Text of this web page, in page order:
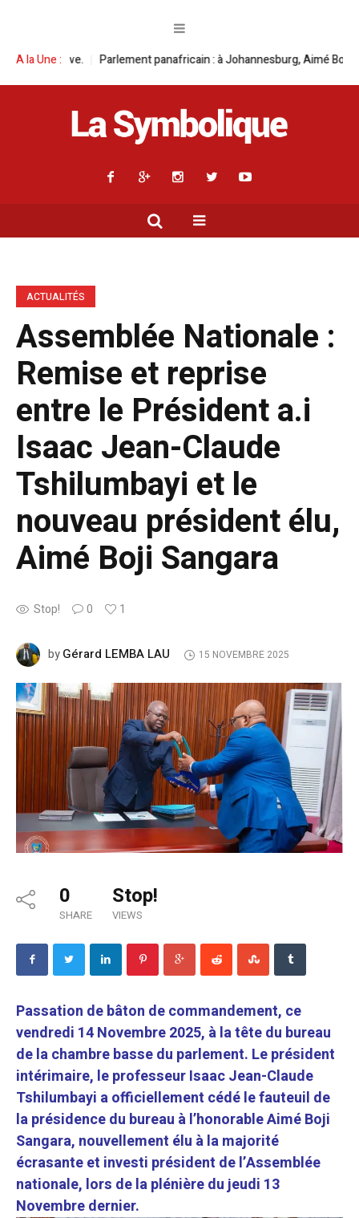
A la Une :: à Johannesburg, Aimé Boji Sangara multiplie les plaidoyers en
ACTUALITÉS
Assemblée Nationale :
Remise et reprise
entre le Président a.i
Isaac Jean-Claude
Tshilumbayi et le
nouveau président élu,
Aimé Boji Sangara
Stop! 0 1
byGérard LEMBA LAU 15 NOVEMBRE 2025
0
SHARE
Stop!
VIEWS
Passation de bâton de commandement, ce
vendredi 14 Novembre 2025, à la tête du bureau
de la chambre basse du parlement. Le président
intérimaire, le professeur Isaac Jean-Claude
Tshilumbayi a officiellement cédé le fauteuil de
la présidence du bureau à l’honorable Aimé Boji
Sangara, nouvellement élu à la majorité
écrasante et investi président de l’Assemblée
nationale, lors de la plénière du jeudi 13
Novembre dernier.